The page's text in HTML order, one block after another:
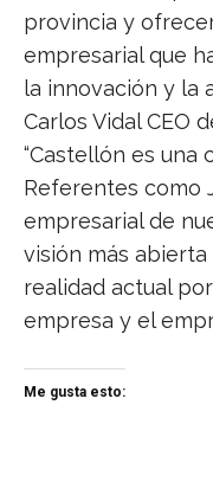
provincia y
empresarial que
la innovación y la
Carlos Vidal CEO
“Castellón es una
Referentes como
empresarial de
visión más
realidad actual
empresa y el
Me gusta esto: